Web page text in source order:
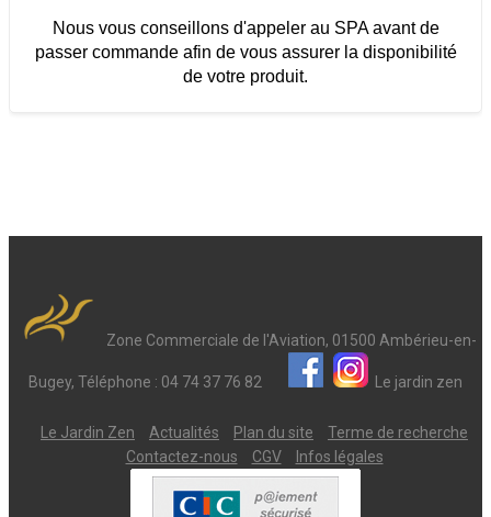
Nous vous conseillons d'appeler au SPA avant de
passer commande afin de vous assurer la disponibilité
de votre produit.
Zone Commerciale de l'Aviation, 01500 Ambérieu-en-
Bugey, Téléphone : 04 74 37 76 82 Le jardin zen
Le Jardin Zen Actualités Plan du site
Terme de recherche
Contactez-nous
CGV Infos légales